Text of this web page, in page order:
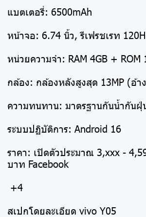
แบตเตอรี่: 6500mAh
หน้าจอ: 6.74 นิ้ว, รีเฟรชเรท
หน่วยความจำ: RAM 4GB + ROM
กล้อง: กล้องหลังสูงสุด 13MP (อ้า
ความทนทาน: มาตรฐานกันน้ำกันฝุ่
ระบบปฏิบัติการ: Android 16
ราคา: เปิดตัวประมาณ 3,xxx -
บาท Facebook
+4
สเปกโดยละเอียด vivo Y05